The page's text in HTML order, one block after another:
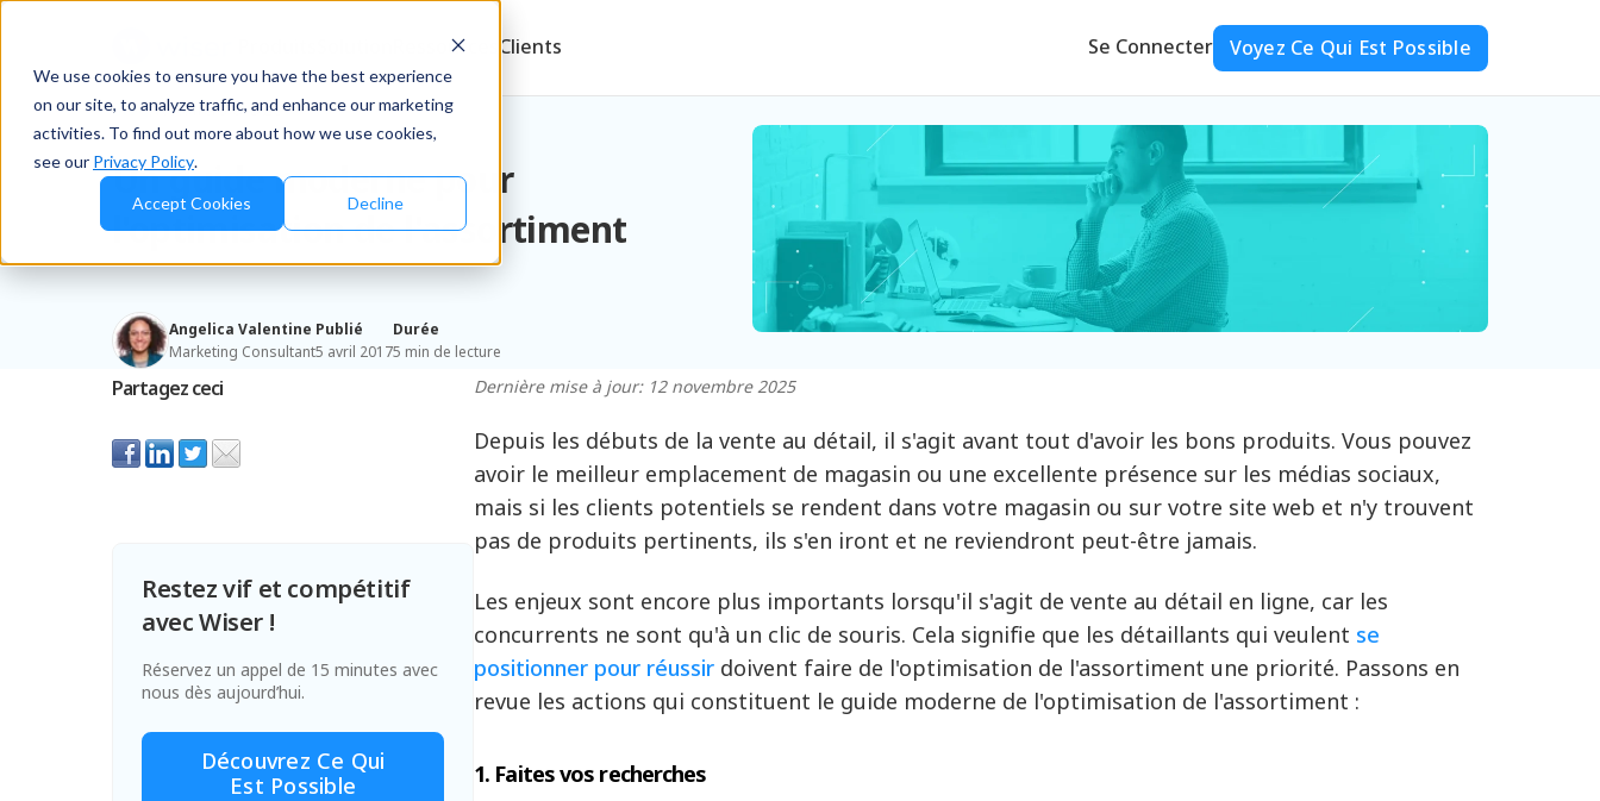
We use cookies to ensure you have the best experience
on our site, to analyze traffic, and enhance our marketing
activities. To find out more about how we use cookies,
see our Privacy Policy.
Accept Cookies Decline
Ressources Clients Se Connecter Voyez Ce Qui Est Possible
Blog/Retailers & D2C
Un guide moderne pour
l'optimisation de l'assortiment
Angelica Valentine
Marketing Consultant
Publié
5 avril 2017
Durée
5 min de lecture
Partagez ceci
Restez vif et compétitif
avec Wiser !
Réservez un appel de 15 minutes avec
nous dès aujourd’hui.
Découvrez Ce Qui
Est Possible
Dernière mise à jour: 12 novembre 2025
Depuis les débuts de la vente au détail, il s'agit avant tout d'avoir les bons produits. Vous pouvez
avoir le meilleur emplacement de magasin ou une excellente présence sur les médias sociaux,
mais si les clients potentiels se rendent dans votre magasin ou sur votre site web et n'y trouvent
pas de produits pertinents, ils s'en iront et ne reviendront peut-être jamais.
Les enjeux sont encore plus importants lorsqu'il s'agit de vente au détail en ligne, car les
concurrents ne sont qu'à un clic de souris. Cela signifie que les détaillants qui veulent se
positionner pour réussir doivent faire de l'optimisation de l'assortiment une priorité. Passons en
revue les actions qui constituent le guide moderne de l'optimisation de l'assortiment :
1. Faites vos recherches